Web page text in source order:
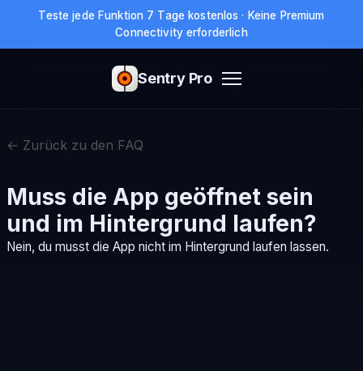
Teste jede Funktion 7 Tage kostenlos · Keine Premium
Connectivity erforderlich
Sentry Pro
← Zurück zu den FAQ
Muss die App geöffnet sein
und im Hintergrund laufen?
Nein, du musst die App nicht im Hintergrund laufen lassen.